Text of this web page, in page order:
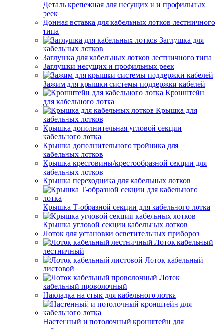
Деталь крепежная для несущих и и профильных
реек
Донная вставка для кабельных лотков лестничного
типа
Заглушка для
кабельных лотков
Заглушка для кабельных лотков лестничного типа
Заглушки несущих и профильных реек
Зажим для крышки системы поддержки кабелей
Кронштейн
для кабельного лотка
Крышка для
кабельных лотков
Крышка дополнительная угловой секции
кабельного лотка
Крышка дополнительного тройника для
кабельных лотков
Крышка крестовины/крестообразной секции для
кабельных лотков
Крышка переходника для кабельных лотков
Крышка Т-образной секции для кабельного лотка
Крышка угловой секции кабельных лотков
Лоток для установки осветительных приборов
Лоток кабельный
лестничный
Лоток кабельный
листовой
Лоток
кабельный проволочный
Накладка на стык для кабельного лотка
Настенный и потолочный кронштейн для